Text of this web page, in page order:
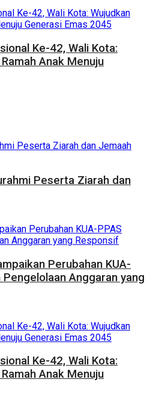
Ke-42, Wali Kota:
Anak Menuju
Peserta Ziarah dan
Perubahan KUA-
Anggaran yang
Ke-42, Wali Kota:
Anak Menuju